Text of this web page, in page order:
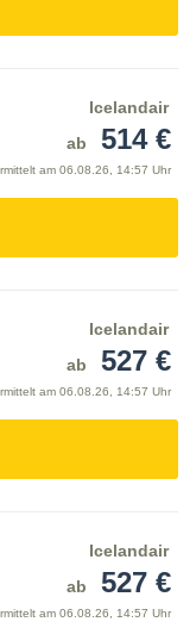
Icelandair
ab
514 €
am 06.08.26, 14:57 Uhr
Icelandair
ab
527 €
am 06.08.26, 14:57 Uhr
Icelandair
ab
527 €
am 06.08.26, 14:57 Uhr